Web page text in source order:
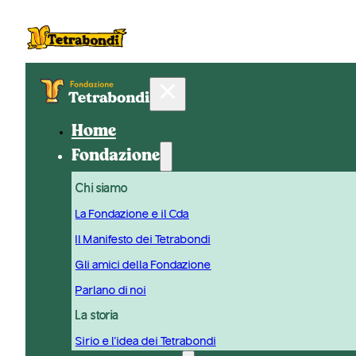
Home
Fondazione
Chi siamo
La Fondazione e il Cda
Il Manifesto dei Tetrabondi
Gli amici della Fondazione
Parlano di noi
La storia
Sirio e l'idea dei Tetrabondi